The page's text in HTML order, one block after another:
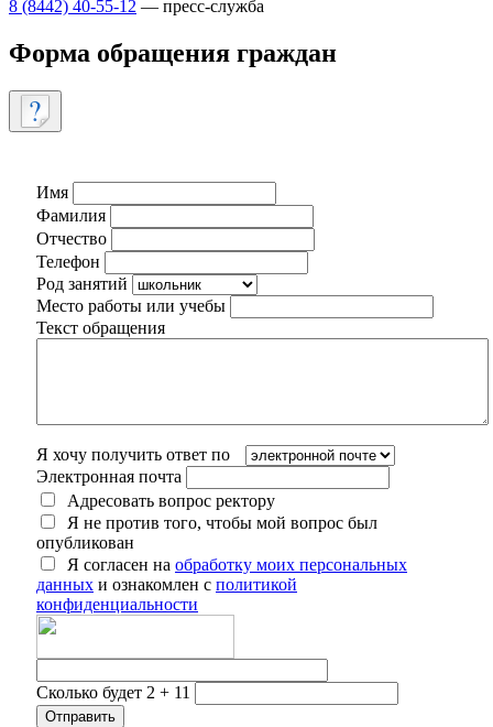
8 (8442) 40-55-12 — пресс-служба
Форма обращения граждан
Имя
Фамилия
Отчество
Телефон
Род занятий
Место работы или учебы
Текст обращения
Я хочу получить ответ по
Электронная почта
Адресовать вопрос ректору
Я не против того, чтобы мой вопрос был
опубликован
Я согласен на обработку моих персональных
данных и ознакомлен с политикой
конфиденциальности
Сколько будет 2 + 11